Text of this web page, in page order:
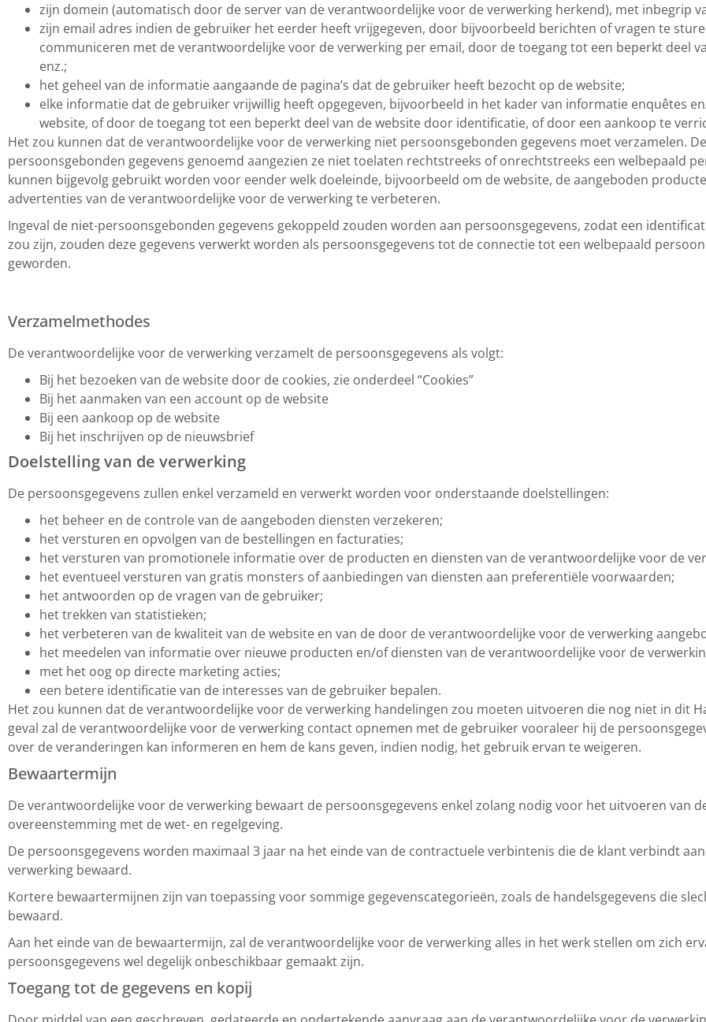
zijn domein (automatisch door de server van de verantwoordelijke voor de verwerking herkend), met inbegrip
zijn email adres indien de gebruiker het eerder heeft vrijgegeven, door bijvoorbeeld berichten of vragen te
communiceren met de verantwoordelijke voor de verwerking per email, door de toegang tot een beperkt deel
enz.;
het geheel van de informatie aangaande de pagina’s dat de gebruiker heeft bezocht op de website;
elke informatie dat de gebruiker vrijwillig heeft opgegeven, bijvoorbeeld in het kader van informatie enquêtes
website, of door de toegang tot een beperkt deel van de website door identificatie, of door een aankoop te
Het zou kunnen dat de verantwoordelijke voor de verwerking niet persoonsgebonden gegevens moet verzamelen.
persoonsgebonden gegevens genoemd aangezien ze niet toelaten rechtstreeks of onrechtstreeks een welbepaald
kunnen bijgevolg gebruikt worden voor eender welk doeleinde, bijvoorbeeld om de website, de aangeboden
advertenties van de verantwoordelijke voor de verwerking te verbeteren.
Ingeval de niet-persoonsgebonden gegevens gekoppeld zouden worden aan persoonsgegevens, zodat een
zou zijn, zouden deze gegevens verwerkt worden als persoonsgegevens tot de connectie tot een welbepaald
geworden.
Verzamelmethodes
De verantwoordelijke voor de verwerking verzamelt de persoonsgegevens als volgt:
Bij het bezoeken van de website door de cookies, zie onderdeel “Cookies”
Bij het aanmaken van een account op de website
Bij een aankoop op de website
Bij het inschrijven op de nieuwsbrief
Doelstelling van de verwerking
De persoonsgegevens zullen enkel verzameld en verwerkt worden voor onderstaande doelstellingen:
het beheer en de controle van de aangeboden diensten verzekeren;
het versturen en opvolgen van de bestellingen en facturaties;
het versturen van promotionele informatie over de producten en diensten van de verantwoordelijke voor de
het eventueel versturen van gratis monsters of aanbiedingen van diensten aan preferentiële voorwaarden;
het antwoorden op de vragen van de gebruiker;
het trekken van statistieken;
het verbeteren van de kwaliteit van de website en van de door de verantwoordelijke voor de verwerking
het meedelen van informatie over nieuwe producten en/of diensten van de verantwoordelijke voor de
met het oog op directe marketing acties;
een betere identificatie van de interesses van de gebruiker bepalen.
Het zou kunnen dat de verantwoordelijke voor de verwerking handelingen zou moeten uitvoeren die nog niet in dit
geval zal de verantwoordelijke voor de verwerking contact opnemen met de gebruiker vooraleer hij de
over de veranderingen kan informeren en hem de kans geven, indien nodig, het gebruik ervan te weigeren.
Bewaartermijn
De verantwoordelijke voor de verwerking bewaart de persoonsgegevens enkel zolang nodig voor het uitvoeren van
overeenstemming met de wet- en regelgeving.
De persoonsgegevens worden maximaal 3 jaar na het einde van de contractuele verbintenis die de klant verbindt
verwerking bewaard.
Kortere bewaartermijnen zijn van toepassing voor sommige gegevenscategorieën, zoals de handelsgegevens die
bewaard.
Aan het einde van de bewaartermijn, zal de verantwoordelijke voor de verwerking alles in het werk stellen om zich
persoonsgegevens wel degelijk onbeschikbaar gemaakt zijn.
Toegang tot de gegevens en kopij